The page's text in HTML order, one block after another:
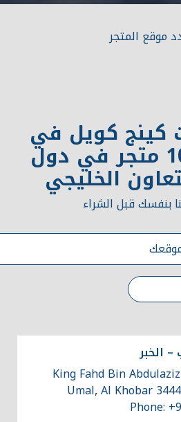
موقع المتجر
كينج كويل في
أكثر من 100 متجر في دول
الخليجي
بنفسك قبل الشراء
الخبر
King Fahd Bin
Umal, Al Khobar
Phone: